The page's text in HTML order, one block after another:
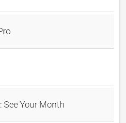
See Your Month